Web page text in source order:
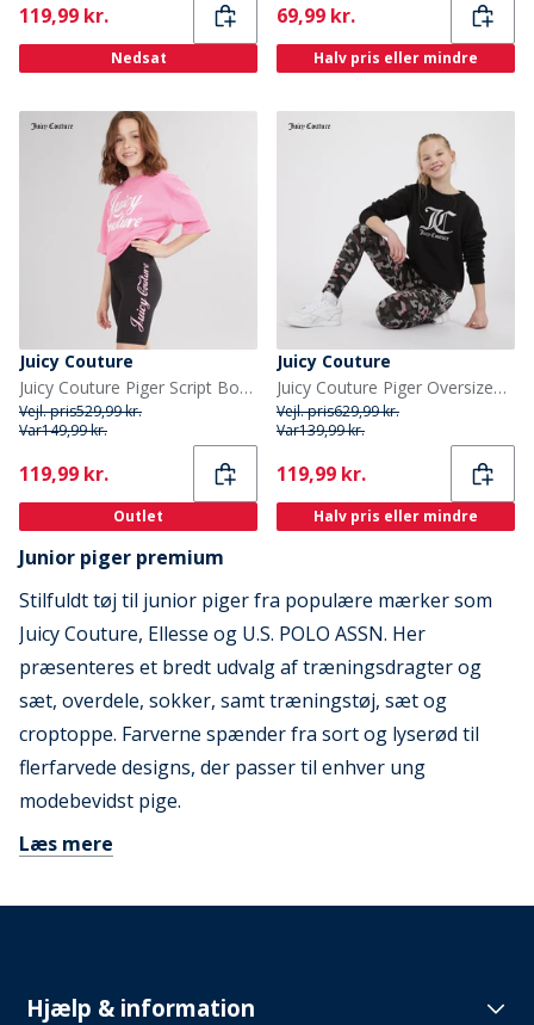
Current
119,99 kr.
Nedsat
Current
69,99 kr.
Halv pris eller mindre
Juicy Couture
Juicy Couture Piger Script Boyfriend T Shirt Og Cykelshorts Sæt Sort
Vejl. pris529,99 kr.
Var149,99 kr.
Current
119,99 kr.
Outlet
Juicy Couture
Juicy Couture Piger Oversized Crew Sweatshirt og Abstrakt Leggings Tracksuit Sæt Sort
Vejl. pris629,99 kr.
Var139,99 kr.
Current
119,99 kr.
Halv pris eller mindre
Junior piger premium
Stilfuldt tøj til junior piger fra populære mærker som
Juicy Couture, Ellesse og U.S. POLO ASSN. Her
præsenteres et bredt udvalg af træningsdragter og
sæt, overdele, sokker, samt træningstøj, sæt og
croptoppe. Farverne spænder fra sort og lyserød til
flerfarvede designs, der passer til enhver ung
modebevidst pige.
Læs mere
Hjælp & information